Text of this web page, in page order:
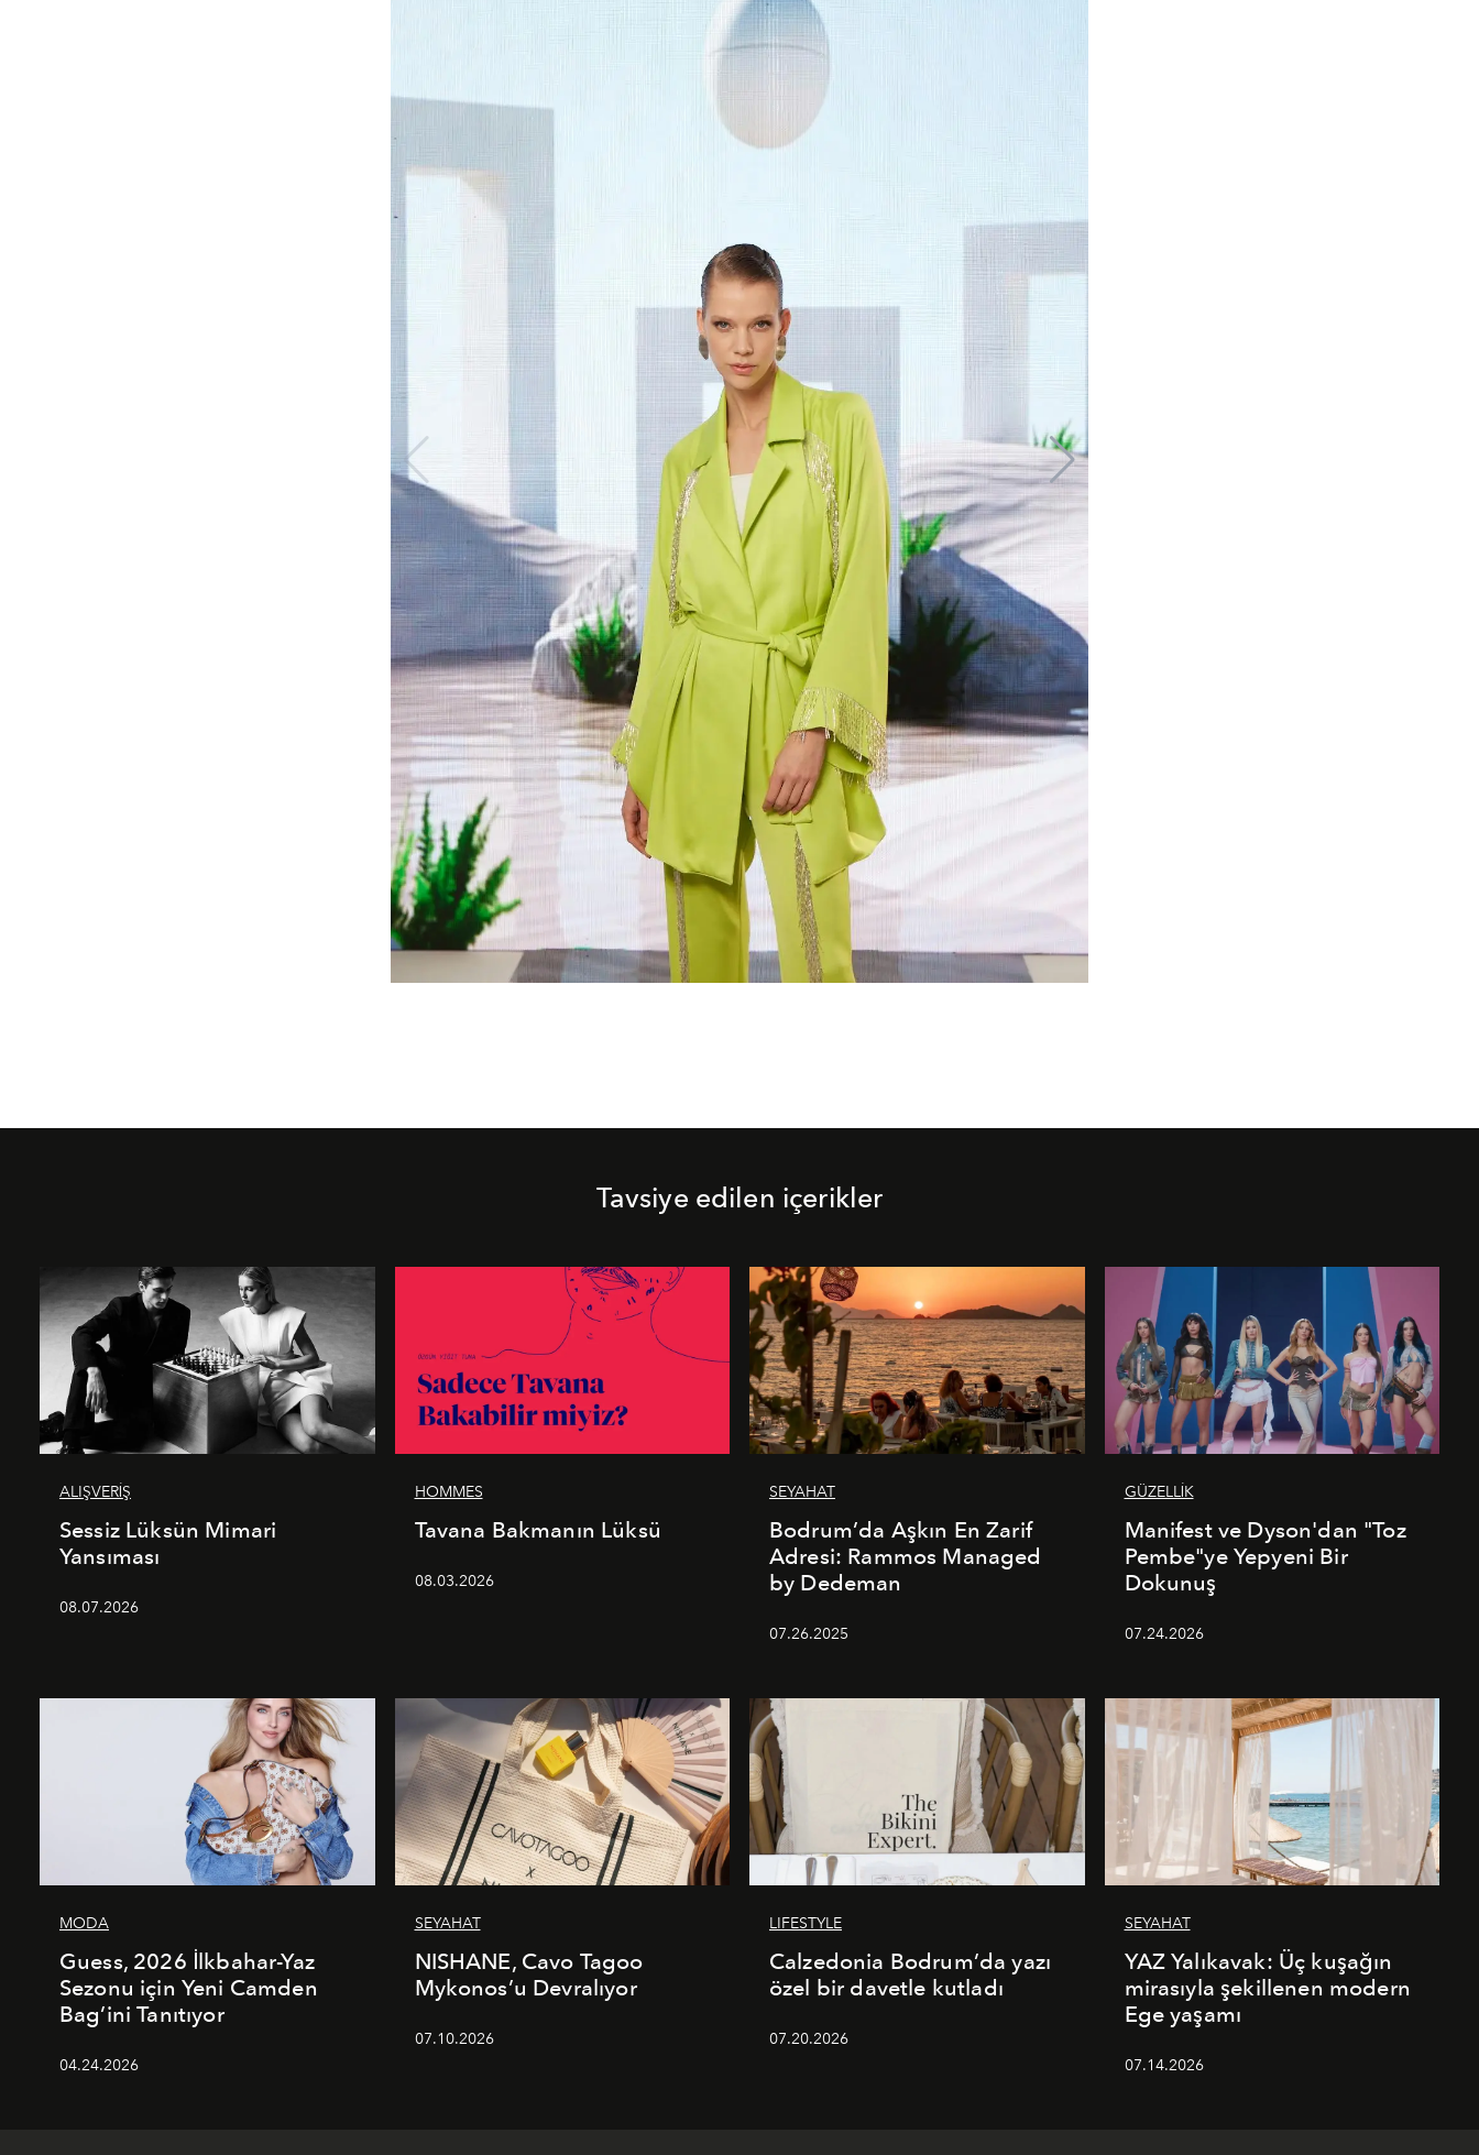
Tavsiye edilen içerikler
ALIŞVERİŞ
Sessiz Lüksün Mimari
Yansıması
08.07.2026
HOMMES
Tavana Bakmanın Lüksü
08.03.2026
SEYAHAT
Bodrum’da Aşkın En Zarif
Adresi: Rammos Managed
by Dedeman
07.26.2025
GÜZELLİK
Manifest ve Dyson'dan "Toz
Pembe"ye Yepyeni Bir
Dokunuş
07.24.2026
MODA
Guess, 2026 İlkbahar-Yaz
Sezonu için Yeni Camden
Bag’ini Tanıtıyor
04.24.2026
SEYAHAT
NISHANE, Cavo Tagoo
Mykonos’u Devralıyor
07.10.2026
LIFESTYLE
Calzedonia Bodrum’da yazı
özel bir davetle kutladı
07.20.2026
SEYAHAT
YAZ Yalıkavak: Üç kuşağın
mirasıyla şekillenen modern
Ege yaşamı
07.14.2026